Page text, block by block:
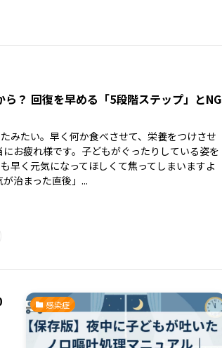
ら？ 回復を早める「5段階ステップ」とNG
たみたい。早く何か食べさせて、栄養をつけさせ
お疲れ様です。子どもがぐったりしている姿を
早く元気になってほしくて焦ってしまいますよ
治まった直後」...
感染症